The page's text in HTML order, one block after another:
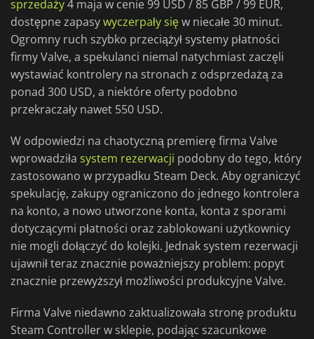
sprzedaży4 maja w cenie 99 USD / 85 GBP / 99 EUR,
dostępne zapasywyczerpały sięw niecałe 30 minut.
Ogromny ruch szybko przeciążył systemy płatności
firmy Valve, a spekulanci niemal natychmiast zaczęli
wystawiać kontrolery na stronach z odsprzedażą za
ponad 300 USD, a niektóre oferty podobno
przekraczały nawet 550 USD.
W odpowiedzi na chaotyczną premierę firma Valve
wprowadziła system rezerwacji podobny do tego, który
zastosowano w przypadku Steam Deck. Aby ograniczyć
spekulację, zakupy ograniczono do jednego kontrolera
na konto, a nowo utworzone konta, konta z sporami
dotyczącymi płatności oraz zablokowani użytkownicy
nie mogli dołączyć do kolejki. Jednak system rezerwacji
ujawnił teraz znacznie poważniejszy problem: popyt
znacznie przewyższył możliwości produkcyjne Valve.
Firma Valve niedawno zaktualizowała stronę produktu
Steam Controller w sklepie, podając szacunkowe